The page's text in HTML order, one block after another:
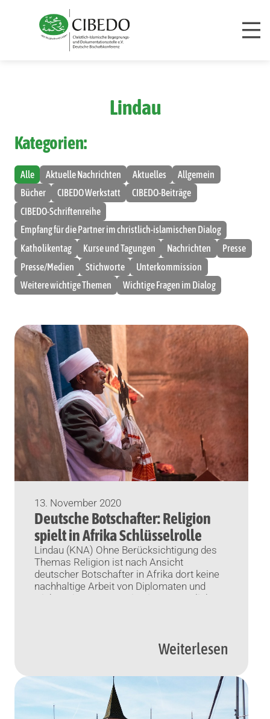
Lindau
Kategorien:
Alle Aktuelle Nachrichten Aktuelles
Allgemein
Bücher
CIBEDO Werkstatt
CIBEDO-Beiträge
CIBEDO-Schriftenreihe
Empfang für die Partner im christlich-islamischen Dialog
Katholikentag
Kurse und Tagungen Nachrichten
Presse
Presse/Medien
Stichworte
Unterkommission
Weitere wichtige Themen
Wichtige Fragen im Dialog
13. November 2020
Deutsche Botschafter: Religion
spielt in Afrika Schlüsselrolle
Lindau (KNA) Ohne Berücksichtigung des
Themas Religion ist nach Ansicht
deutscher Botschafter in Afrika dort keine
nachhaltige Arbeit von Diplomaten und
Nichtregierungsorganisationen möglich.
Botschafterin in Kamerun und der
seien oft die […]
Weiterlesen